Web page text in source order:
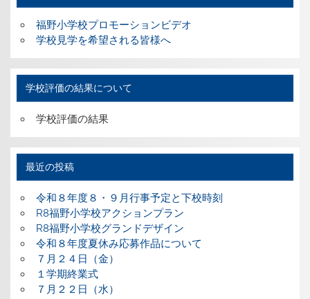
福野小学校プロモーションビデオ
学校見学を希望される皆様へ
学校評価の結果について
学校評価の結果
最近の投稿
令和８年度８・９月行事予定と下校時刻
R8福野小学校アクションプラン
R8福野小学校グランドデザイン
令和８年度夏休み応募作品について
７月２４日（金）
１学期終業式
７月２２日（水）